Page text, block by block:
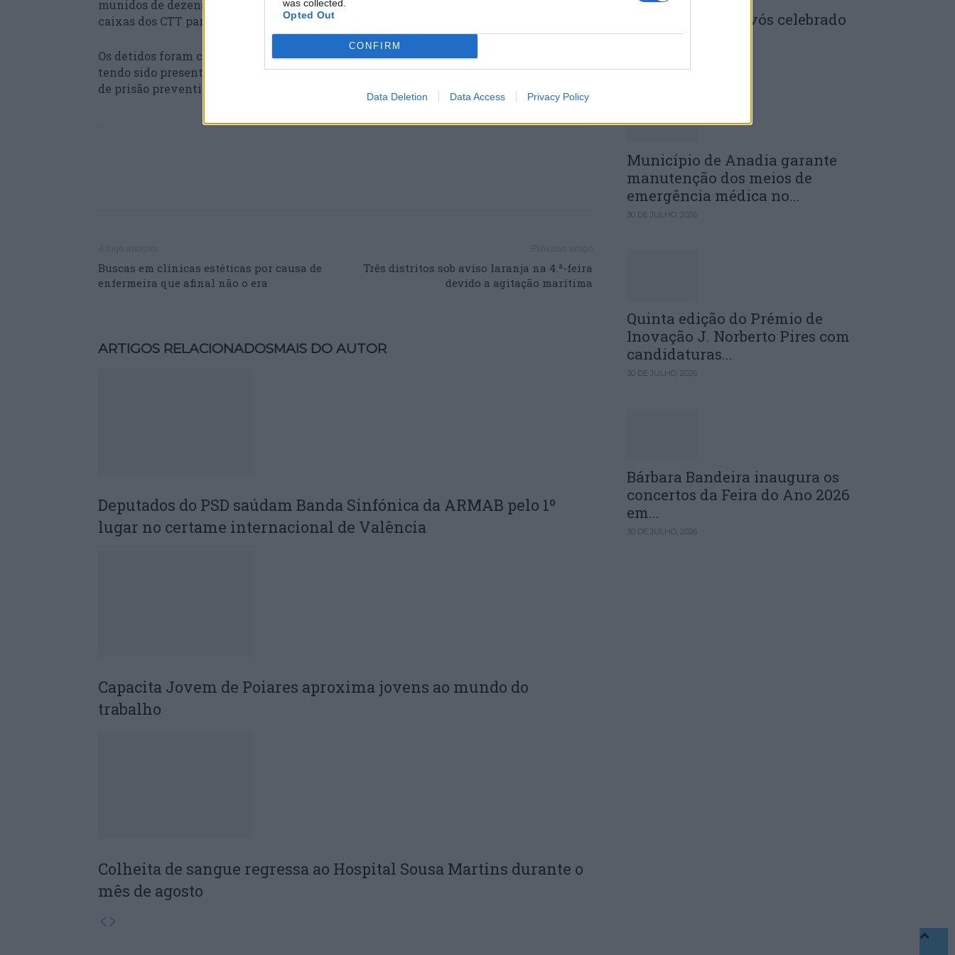
was collected.
Opted Out
CONFIRM
Data Deletion Data Access Privacy Policy
munidos de dezenas de frascos, da receita falsificada em suporte digital e de várias
caixas dos CTT para expedirem as embalagens para o estrangeiro.
Os detidos foram constituídos arguidos e sujeitos a termo de identidade e residência,
tendo sido presentes a tribunal, sendo-lhes aplicada a medida de coação mais gravosa
de prisão preventiva.
Buscas em clinicas estéticas por causa de
enfermeira que afinal não o era
Três distritos sob aviso laranja na 4.ª-feira
devido a agitação marítima
ARTIGOS RELACIONADOSMAIS DO AUTOR
Deputados do PSD saúdam Banda Sinfónica da ARMAB pelo 1º
lugar no certame internacional de Valência
Capacita Jovem de Poiares aproxima jovens ao mundo do
trabalho
Colheita de sangue regressa ao Hospital Sousa Martins durante o
mês de agosto
Penela: Dia dos Avós celebrado
em comunidade
Município de Anadia garante
manutenção dos meios de
emergência médica no...
30 DE JULHO, 2026
Quinta edição do Prémio de
Inovação J. Norberto Pires com
candidaturas...
30 DE JULHO, 2026
Bárbara Bandeira inaugura os
concertos da Feira do Ano 2026
em...
30 DE JULHO, 2026